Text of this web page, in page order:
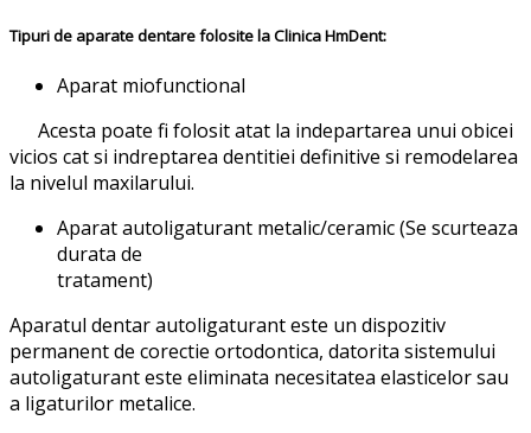
Tipuri de aparate dentare folosite la Clinica HmDent:
Aparat miofunctional
Acesta poate fi folosit atat la indepartarea unui obicei
vicios cat si indreptarea dentitiei definitive si remodelarea
la nivelul maxilarului.
Aparat autoligaturant metalic/ceramic (Se scurteaza
durata de
tratament)
Aparatul dentar autoligaturant este un dispozitiv
permanent de corectie ortodontica, datorita sistemului
autoligaturant este eliminata necesitatea elasticelor sau
a ligaturilor metalice.